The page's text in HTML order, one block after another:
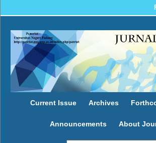
Current Issue Archives
Announcements About